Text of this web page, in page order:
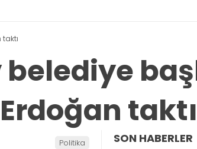
taktı
Politika SON HABERLER